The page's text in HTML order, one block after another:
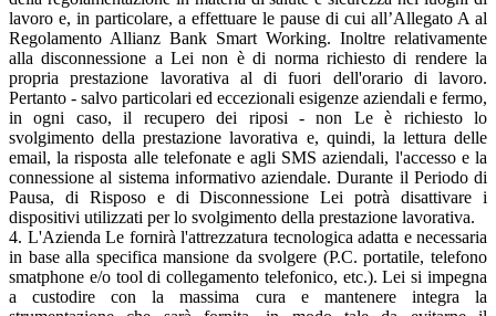
lavoro e, in particolare, a effettuare le pause di cui all’Allegato A al
Regolamento Allianz Bank Smart Working. Inoltre relativamente
alla disconnessione a Lei non è di norma richiesto di rendere la
propria prestazione lavorativa al di fuori dell'orario di lavoro.
Pertanto - salvo particolari ed eccezionali esigenze aziendali e fermo,
in ogni caso, il recupero dei riposi - non Le è richiesto lo
svolgimento della prestazione lavorativa e, quindi, la lettura delle
email, la risposta alle telefonate e agli SMS aziendali, l'accesso e la
connessione al sistema informativo aziendale. Durante il Periodo di
Pausa, di Risposo e di Disconnessione Lei potrà disattivare i
dispositivi utilizzati per lo svolgimento della prestazione lavorativa.
4. L'Azienda Le fornirà l'attrezzatura tecnologica adatta e necessaria
in base alla specifica mansione da svolgere (P.C. portatile, telefono
smatphone e/o tool di collegamento telefonico, etc.). Lei si impegna
a custodire con la massima cura e mantenere integra la